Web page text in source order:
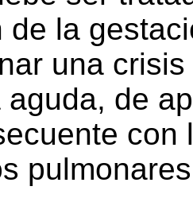
de la
una
aguda, de
con